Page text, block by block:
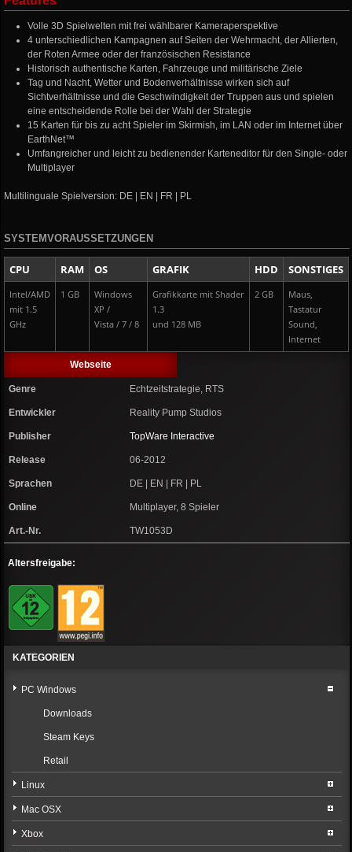
Volle 3D Spielwelten mit frei wählbarer Kameraperspektive
4 unterschiedlichen Kampagnen auf Seiten der Wehrmacht, der Allierten,
der Roten Armee oder der französischen Resistance
Historisch authentische Karten, Fahrzeuge und militärische Ziele
Tag und Nacht, Wetter und Bodenverhältnisse wirken sich auf
Sichtverhältnisse und die Geschwindigkeit der Truppen aus und spielen
eine entscheidende Rolle bei der Wahl der Strategie
15 Karten für bis zu acht Spieler im Skirmish, im LAN oder im Internet über
EarthNet™
Umfangreicher und leicht zu bedienender Karteneditor für den Single- oder
Multiplayer
Multilinguale Spielversion: DE | EN | FR | PL
SYSTEMVORAUSSETZUNGEN
CPU RAM OS GRAFIK HDD SONSTIGES
Intel/AMD
mit 1.5
GHz
1 GB
Windows
XP /
Vista / 7 / 8
Grafikkarte mit Shader
1.3
und 128 MB
2 GB
Maus,
Tastatur
Sound,
Internet
Webseite
Genre Echtzeitstrategie, RTS
Entwickler Reality Pump Studios
Publisher TopWare Interactive
Release 06-2012
Sprachen DE | EN | FR | PL
Online Multiplayer, 8 Spieler
Art.-Nr. TW1053D
Altersfreigabe:
KATEGORIEN
PC Windows
Downloads
Steam Keys
Retail
Linux
Mac OSX
Xbox